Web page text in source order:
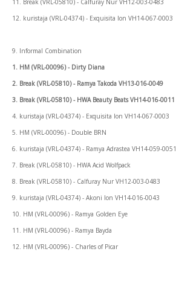
11. Break (VRL-05810) - Calfuray Nur VH12-003-0483
12. kuristaja (VRL-04374) - Exquisita Ion VH14-067-0003
9. Informal Combination
1. HM (VRL-00096) - Dirty Diana
2. Break (VRL-05810) - Ramya Takoda VH13-016-0049
3. Break (VRL-05810) - HWA Beauty Beats VH14-016-0011
4. kuristaja (VRL-04374) - Exquisita Ion VH14-067-0003
5. HM (VRL-00096) - Double BRN
6. kuristaja (VRL-04374) - Ramya Adrastea VH14-059-0051
7. Break (VRL-05810) - HWA Acid Wolfpack
8. Break (VRL-05810) - Calfuray Nur VH12-003-0483
9. kuristaja (VRL-04374) - Akoni Ion VH14-016-0043
10. HM (VRL-00096) - Ramya Golden Eye
11. HM (VRL-00096) - Ramya Bayda
12. HM (VRL-00096) - Charles of Picar